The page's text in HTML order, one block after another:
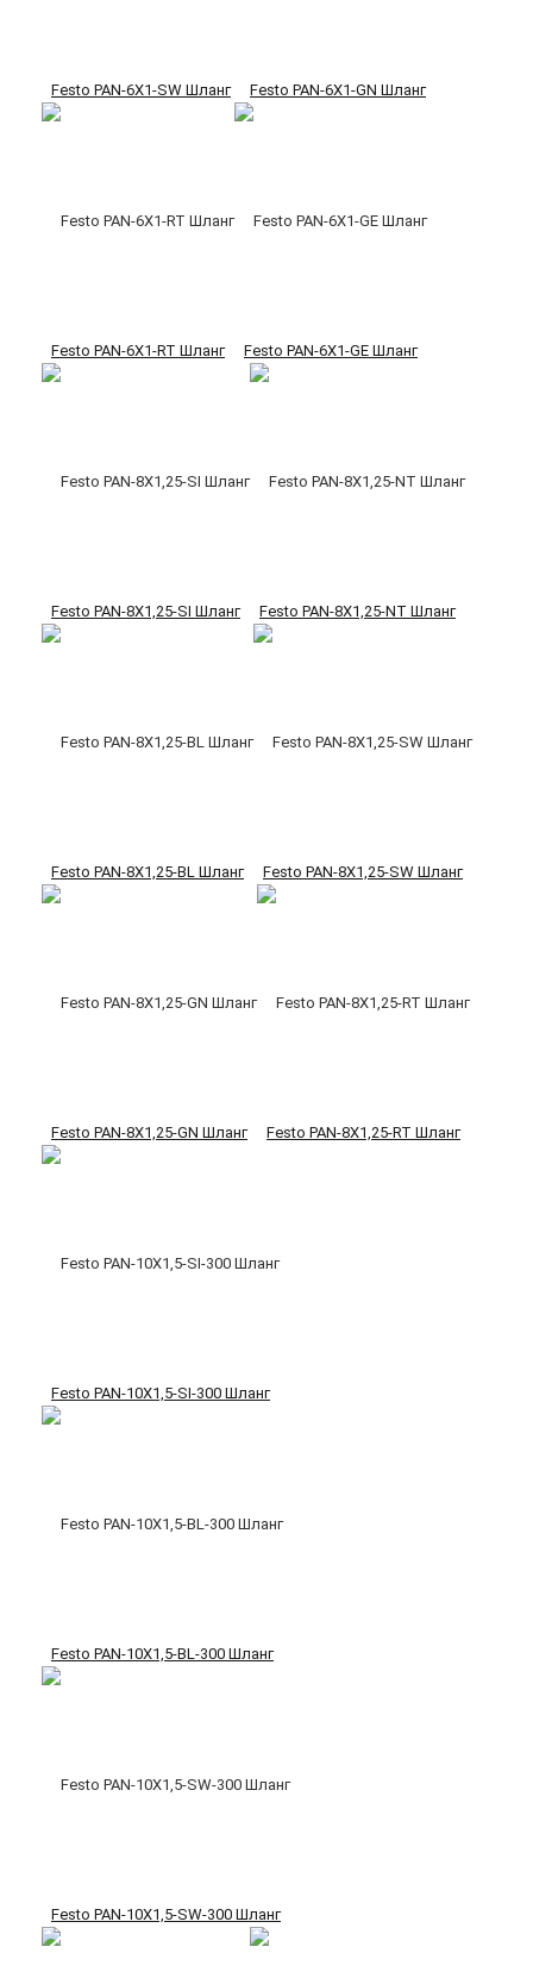
Festo PAN-6X1-SW Шланг Festo PAN-6X1-GN Шланг
Festo PAN-6X1-RT Шланг Festo PAN-6X1-GE Шланг
Festo PAN-8X1,25-SI Шланг Festo PAN-8X1,25-NT Шланг
Festo PAN-8X1,25-BL Шланг Festo PAN-8X1,25-SW Шланг
Festo PAN-8X1,25-GN Шланг Festo PAN-8X1,25-RT Шланг
Festo PAN-10X1,5-SI-300 Шланг
Festo PAN-10X1,5-BL-300 Шланг
Festo PAN-10X1,5-SW-300 Шланг